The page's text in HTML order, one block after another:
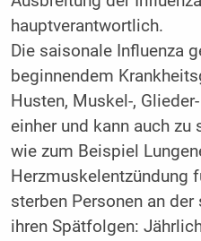
hauptverantwortlich.
Die saisonale Influenza
beginnendem
Husten, Muskel-,
einher und kann auch
wie zum Beispiel
Herzmuskelentzündung
sterben Personen an
ihren Spätfolgen: